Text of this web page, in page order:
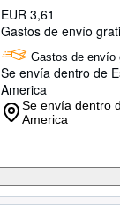
EUR 3,61
Gastos de envío
Gastos de envío
Se envía dentro de
America
Se envía dentro
America